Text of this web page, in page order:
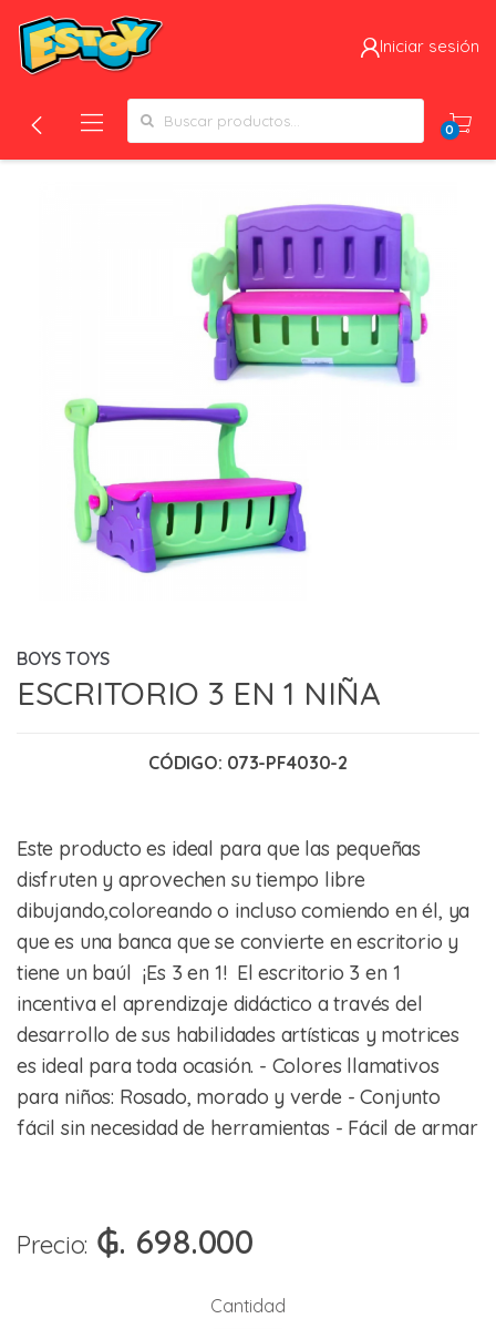
Iniciar sesión
Search for:
0
BOYS TOYS
ESCRITORIO 3 EN 1 NIÑA
CÓDIGO: 073-PF4030-2
Este producto es ideal para que las pequeñas
disfruten y aprovechen su tiempo libre
dibujando,coloreando o incluso comiendo en él, ya
que es una banca que se convierte en escritorio y
tiene un baúl ¡Es 3 en 1! El escritorio 3 en 1
incentiva el aprendizaje didáctico a través del
desarrollo de sus habilidades artísticas y motrices
es ideal para toda ocasión. - Colores llamativos
para niños: Rosado, morado y verde - Conjunto
fácil sin necesidad de herramientas - Fácil de armar
Precio: ₲. 698.000
Cantidad